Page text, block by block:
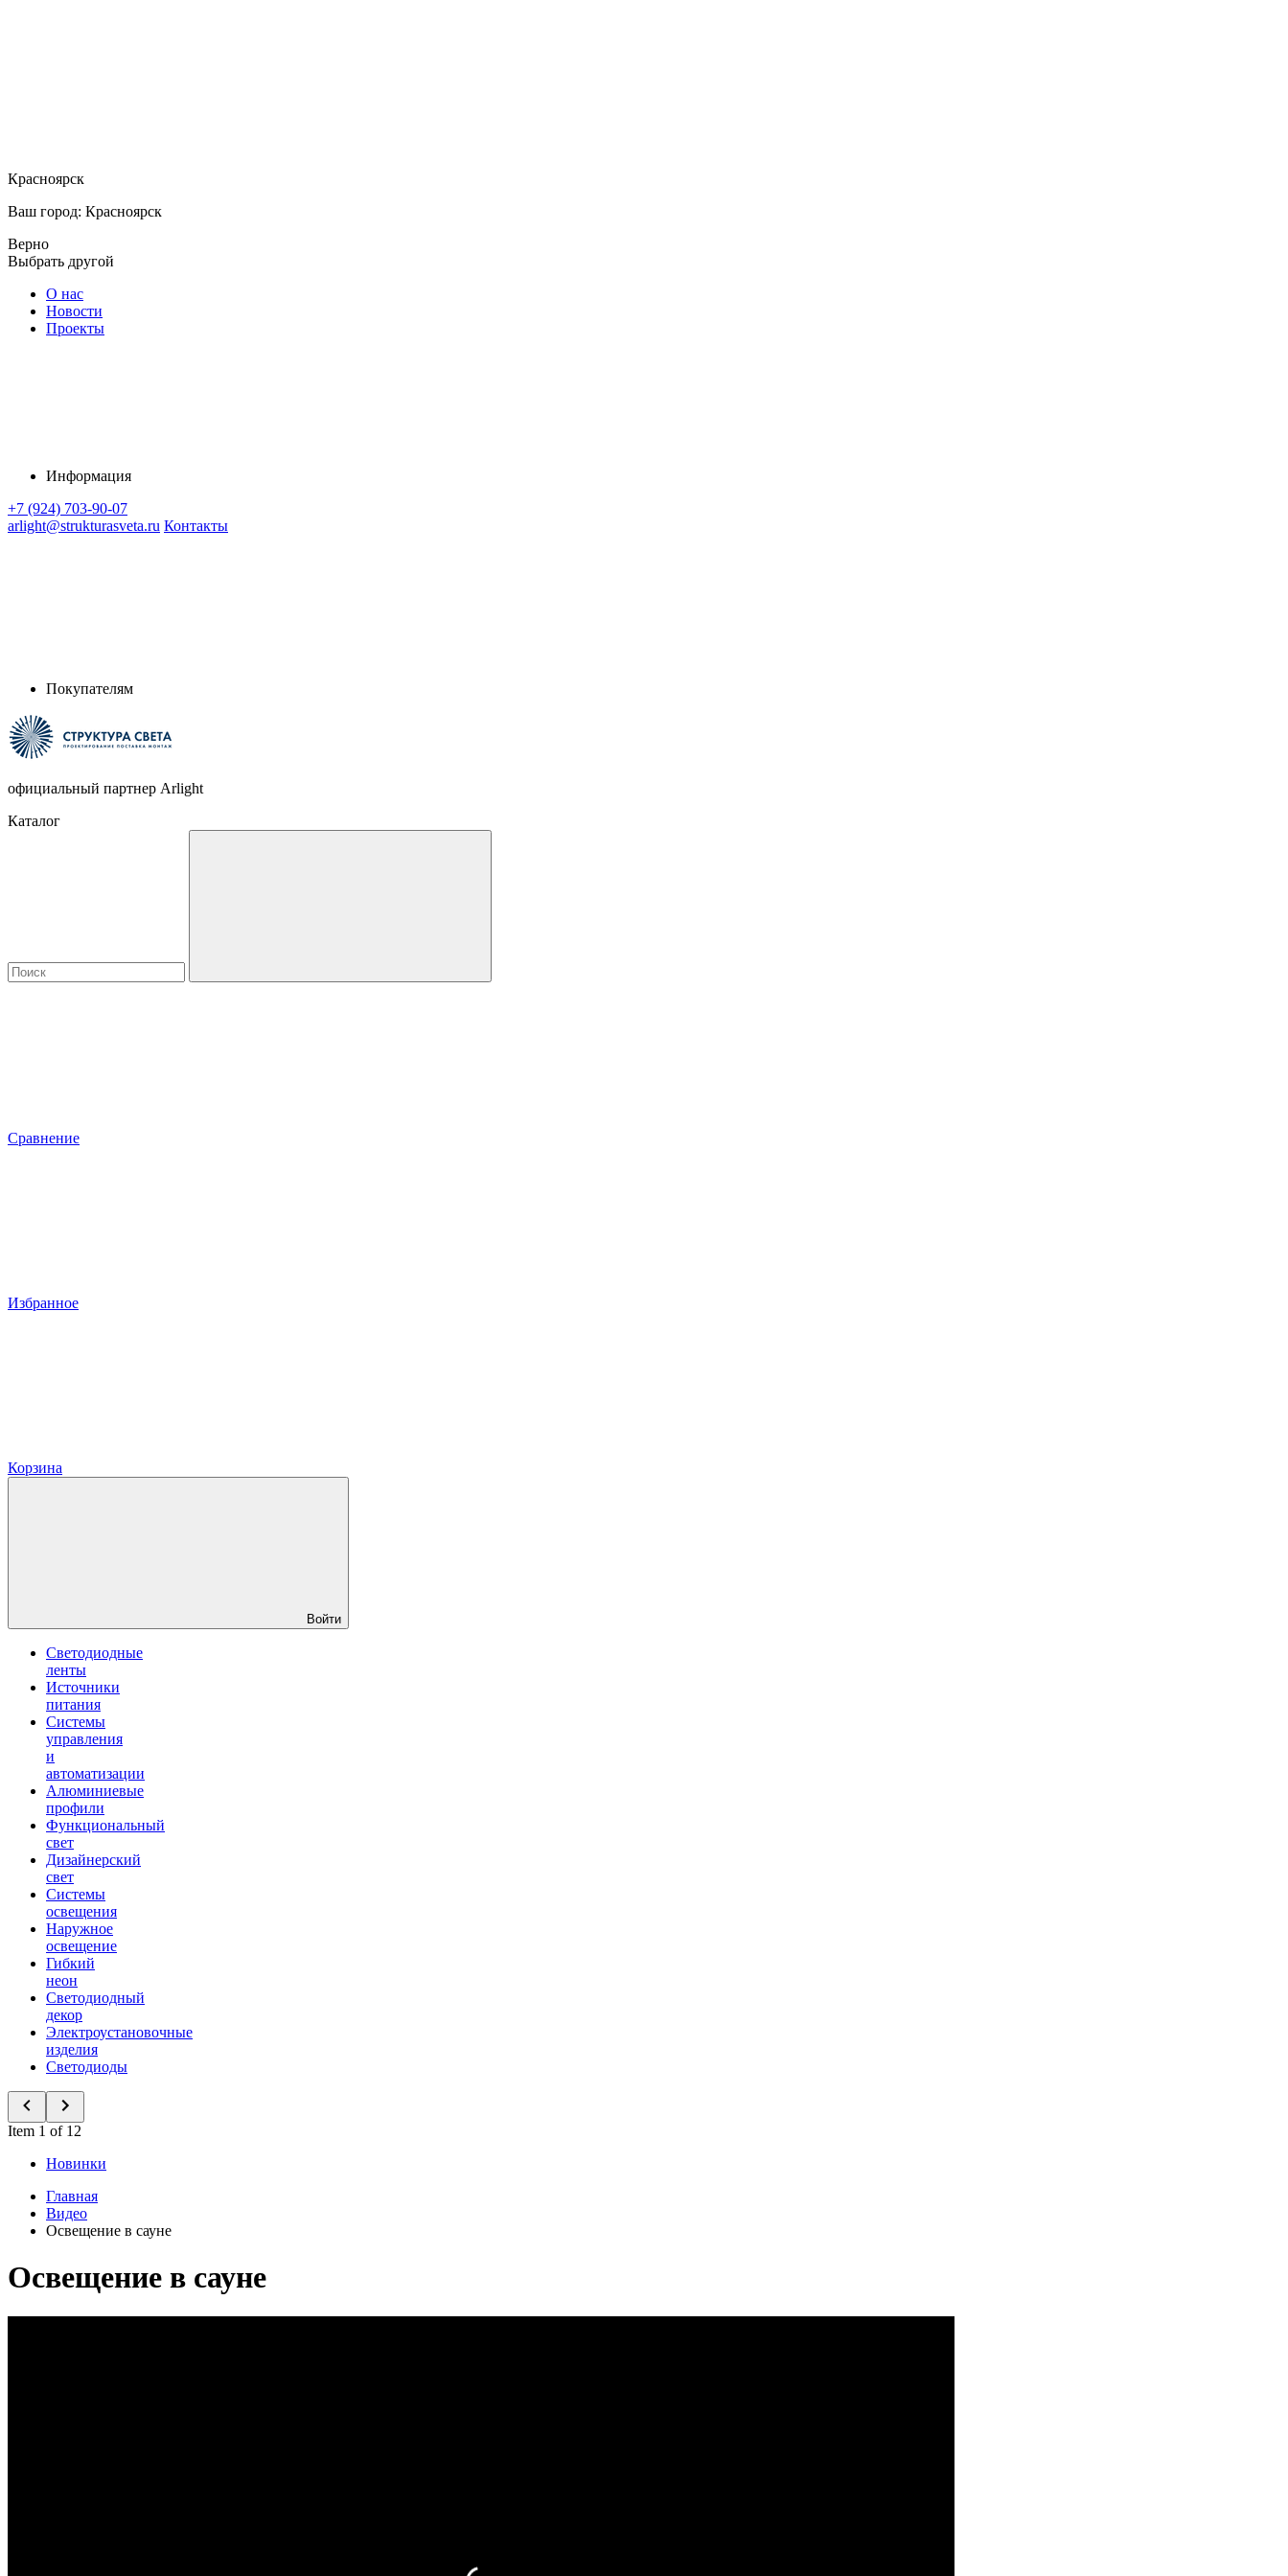
Красноярск
Ваш город: Красноярск
Верно
Выбрать другой
О нас
Новости
Проекты
Информация
+7 (924) 703-90-07
arlight@strukturasveta.ru Контакты
Покупателям
официальный партнер Arlight
Каталог
Сравнение
Избранное
Корзина
Войти
Светодиодные
ленты
Источники
питания
Системы
управления
и
автоматизации
Алюминиевые
профили
Функциональный
свет
Дизайнерский
свет
Системы
освещения
Наружное
освещение
Гибкий
неон
Светодиодный
декор
Электроустановочные
изделия
Светодиоды
Item 1 of 12
Новинки
Главная
Видео
Освещение в сауне
Освещение в сауне